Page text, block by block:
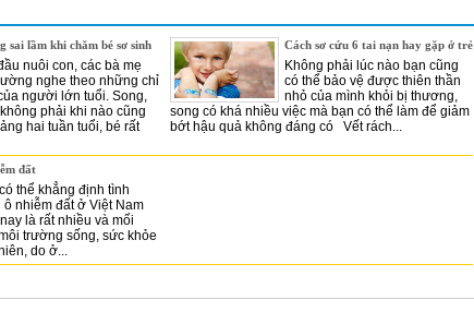
sai lầm khi chăm bé sơ sinh
nuôi con, các bà mẹ
nghe theo những chỉ
người lớn tuổi. Song,
phải khi nào cũng
hai tuần tuổi, bé rất
Cách sơ cứu 6 tai nạn hay gặp ở trẻ
Không phải lúc nào bạn cũng
có thể bảo vệ được thiên thần
nhỏ của mình khỏi bị thương,
song có khá nhiều việc mà bạn có thể làm để giảm
bớt hậu quả không đáng có Vết rách...
đất
thể khẳng định tình
ô nhiễm đất ở Việt Nam
là rất nhiều và mối
trường sống, sức khỏe
do ở...